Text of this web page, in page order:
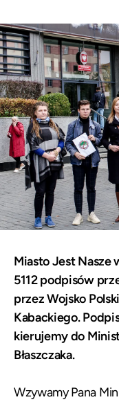
Miasto Jest Nasze
5112 podpisów
przez Wojsko
Kabackiego.
kierujemy do
Błaszczaka.
Wzywamy Pana